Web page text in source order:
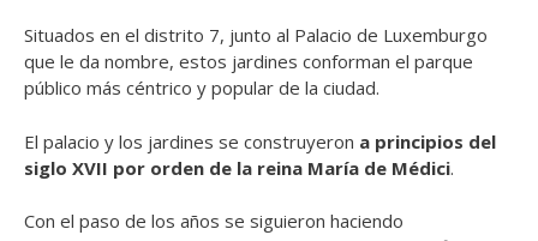
Situados en el distrito 7, junto al Palacio de Luxemburgo
que le da nombre, estos jardines conforman el parque
público más céntrico y popular de la ciudad.
El palacio y los jardines se construyeron a principios del
siglo XVII por orden de la reina María de Médici.
Con el paso de los años se siguieron haciendo